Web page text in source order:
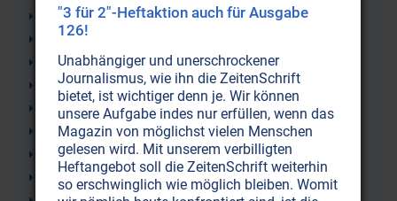
Hirnschlag
Herzinfarkt
Gesundheitsgefahr
Entgiften, Entschlacken, Detox
FIL-Hundefutter
Tierarzt (Veterinärmedizin)
Bauern
Fermentation (Gärung)
"3 für 2"-Heftaktion auch für Ausgabe
126!
Unabhängiger und unerschrockener
Journalismus, wie ihn die ZeitenSchrift
bietet, ist wichtiger denn je. Wir können
unsere Aufgabe indes nur erfüllen, wenn das
Magazin von möglichst vielen Menschen
gelesen wird. Mit unserem verbilligten
Heftangebot soll die ZeitenSchrift weiterhin
so erschwinglich wie möglich bleiben. Womit